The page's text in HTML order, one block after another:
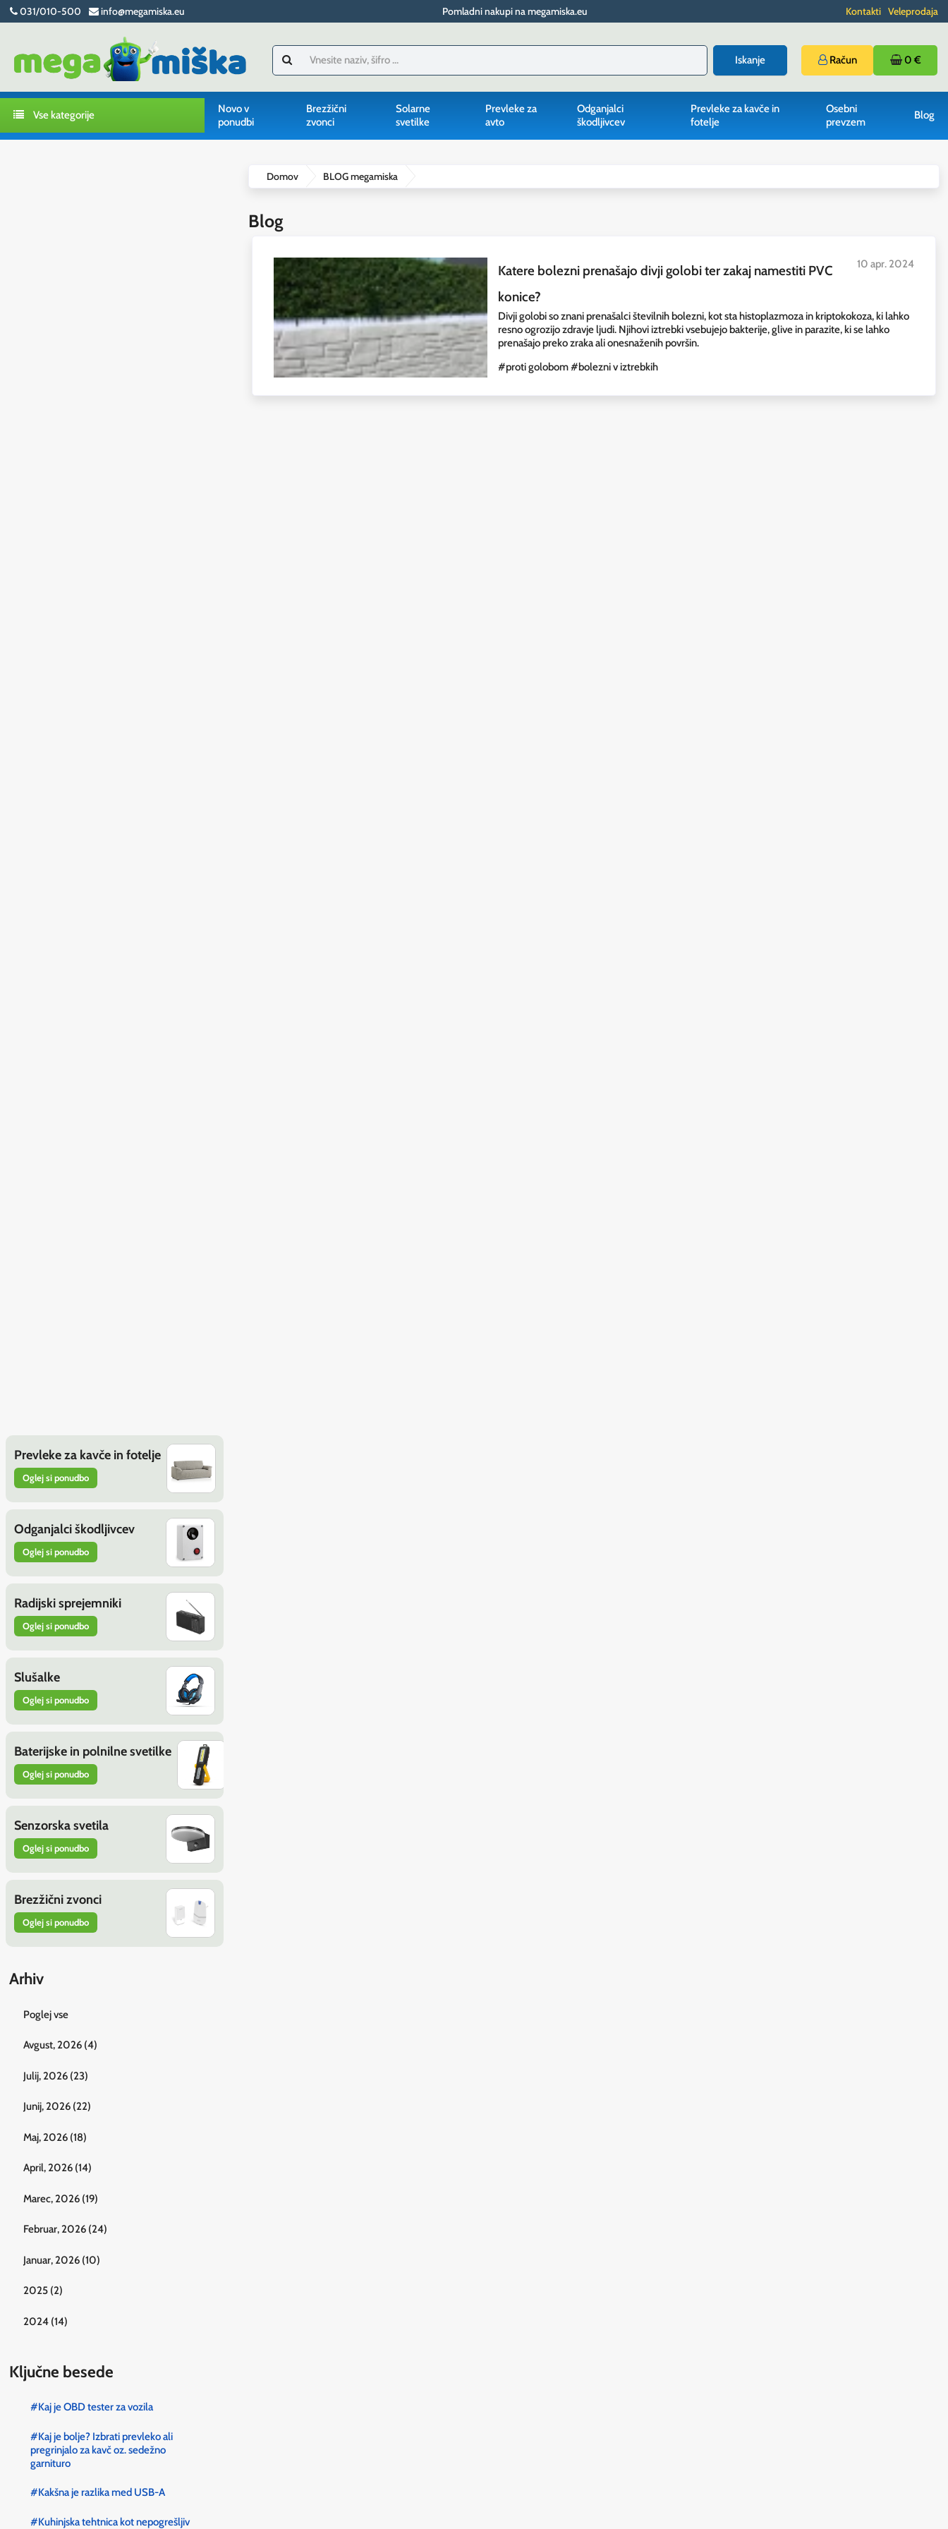
031/010-500 info@megamiska.eu Pomladni nakupi na megamiska.eu Kontakti Veleprodaja
Iskanje Račun 0 €
Vse kategorije
Novo v
ponudbi
Brezžični
zvonci
Solarne
svetilke
Prevleke za
avto
Odganjalci
škodljivcev
Prevleke za kavče in
fotelje
Osebni
prevzem
Blog
Prevleke za kavče in fotelje
Oglej si ponudbo
Odganjalci škodljivcev
Oglej si ponudbo
Radijski sprejemniki
Oglej si ponudbo
Slušalke
Oglej si ponudbo
Baterijske in polnilne svetilke
Oglej si ponudbo
Senzorska svetila
Oglej si ponudbo
Brezžični zvonci
Oglej si ponudbo
Arhiv
Poglej vse
Avgust, 2026 (4)
Julij, 2026 (23)
Junij, 2026 (22)
Maj, 2026 (18)
April, 2026 (14)
Marec, 2026 (19)
Februar, 2026 (24)
Januar, 2026 (10)
2025 (2)
2024 (14)
Ključne besede
#Kaj je OBD tester za vozila
#Kaj je bolje? Izbrati prevleko ali
pregrinjalo za kavč oz. sedežno
garnituro
#Kakšna je razlika med USB-A
#Kuhinjska tehtnica kot nepogrešljiv
Domov BLOG megamiska
Blog
10 apr. 2024
Katere bolezni prenašajo divji golobi ter zakaj namestiti PVC
konice?
Divji golobi so znani prenašalci številnih bolezni, kot sta histoplazmoza in kriptokokoza, ki lahko
resno ogrozijo zdravje ljudi. Njihovi iztrebki vsebujejo bakterije, glive in parazite, ki se lahko
prenašajo preko zraka ali onesnaženih površin.
#proti golobom#bolezni v iztrebkih